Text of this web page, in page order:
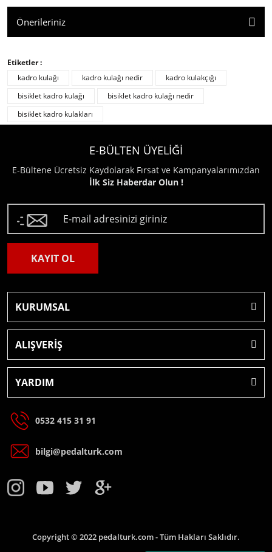
Önerileriniz
Etiketler :
kadro kulağı
kadro kulağı nedir
kadro kulakçığı
bisiklet kadro kulağı
bisiklet kadro kulağı nedir
bisiklet kadro kulakları
E-BÜLTEN ÜYELİĞİ
E-Bültene Ücretsiz Kaydolarak Fırsat ve Kampanyalarımızdan
İlk Siz Haberdar Olun !
KAYIT OL
KURUMSAL
ALIŞVERİŞ
YARDIM
0532 415 31 91
bilgi@pedalturk.com
Copyright © 2022 pedalturk.com - Tüm Hakları Saklıdır.